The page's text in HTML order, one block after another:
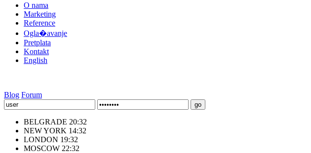
O nama
Marketing
Reference
Ogla�avanje
Pretplata
Kontakt
English
Blog Forum
BELGRADE 20:32
NEW YORK 14:32
LONDON 19:32
MOSCOW 22:32